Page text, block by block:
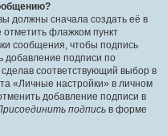
должны сначала создать её в
флажком пункт
сообщения, чтобы подпись
добавление подписи по
соответствующий выбор в
«Личные настройки» в личном
добавление подписи в
подпись в форме